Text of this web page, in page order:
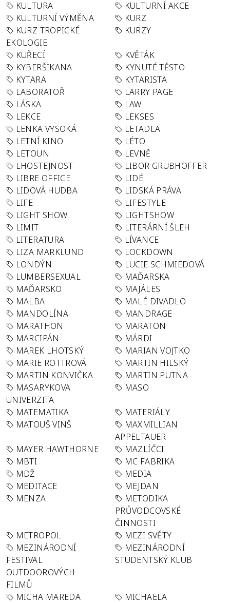
KULTURA
KULTURNÍ AKCE
KULTURNÍ VÝMĚNA
KURZ
KURZ TROPICKÉ
EKOLOGIE
KURZY
KUŘECÍ
KVĚTÁK
KYBERŠIKANA
KYNUTÉ TĚSTO
KYTARA
KYTARISTA
LABORATOŘ
LARRY PAGE
LÁSKA
LAW
LEKCE
LEKSES
LENKA VYSOKÁ
LETADLA
LETNÍ KINO
LÉTO
LETOUN
LEVNĚ
LHOSTEJNOST
LIBOR GRUBHOFFER
LIBRE OFFICE
LIDÉ
LIDOVÁ HUDBA
LIDSKÁ PRÁVA
LIFE
LIFESTYLE
LIGHT SHOW
LIGHTSHOW
LIMIT
LITERÁRNÍ ŠLEH
LITERATURA
LÍVANCE
LIZA MARKLUND
LOCKDOWN
LONDÝN
LUCIE SCHMIEDOVÁ
LUMBERSEXUAL
MAĎARSKA
MAĎARSKO
MAJÁLES
MALBA
MALÉ DIVADLO
MANDOLÍNA
MANDRAGE
MARATHON
MARATON
MARCIPÁN
MÁRDI
MAREK LHOTSKÝ
MARIAN VOJTKO
MARIE ROTTROVÁ
MARTIN HILSKÝ
MARTIN KONVIČKA
MARTIN PUTNA
MASARYKOVA
UNIVERZITA
MASO
MATEMATIKA
MATERIÁLY
MATOUŠ VINŠ
MAXMILLIAN
APPELTAUER
MAYER HAWTHORNE
MAZLÍČCI
MBTI
MC FABRIKA
MDŽ
MEDIA
MEDITACE
MEJDAN
MENZA
METODIKA
PRŮVODCOVSKÉ
ČINNOSTI
METROPOL
MEZI SVĚTY
MEZINÁRODNÍ
FESTIVAL
OUTDOOROVÝCH
FILMŮ
MEZINÁRODNÍ
STUDENTSKÝ KLUB
MICHA MAREDA
MICHAELA